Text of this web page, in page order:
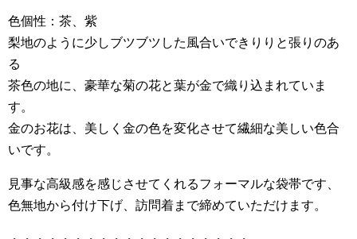
色個性：茶、紫
梨地のように少しブツブツした風合いできりりと張りのあ
る
茶色の地に、豪華な菊の花と葉が金で織り込まれていま
す。
金のお花は、美しく金の色を変化させて繊細な美しい色合
いです。
見事な高級感を感じさせてくれるフォーマルな袋帯です、
色無地から付け下げ、訪問着まで締めていただけます。